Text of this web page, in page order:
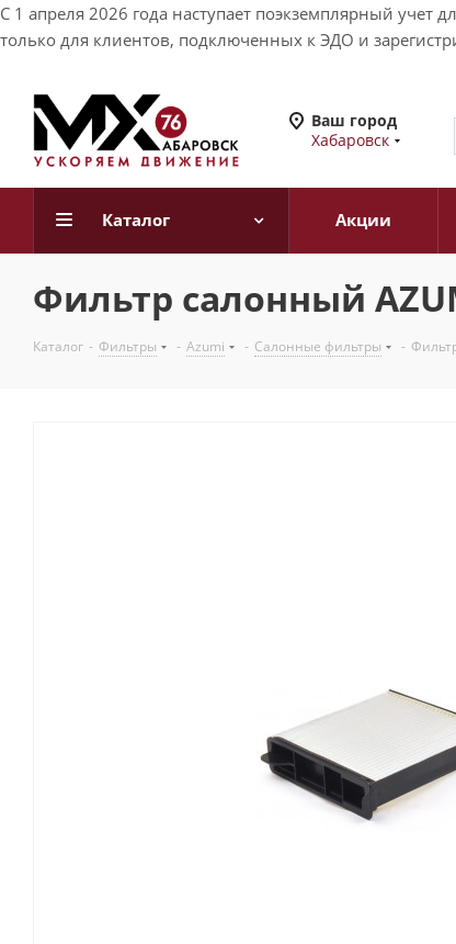
С 1 апреля 2026 года наступает поэкземплярный учет
только для клиентов, подключенных к ЭДО и
Ваш город
Хабаровск
Каталог Акции
Фильтр салонный
Каталог - Фильтры - Azumi - Салонные фильтры -